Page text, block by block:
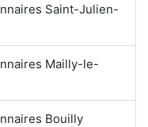
Saint-Julien-
Mailly-le-
Bouilly